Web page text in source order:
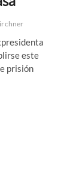
este
prisión